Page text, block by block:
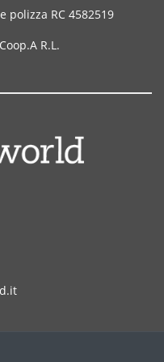
polizza RC 4582519
R.L.